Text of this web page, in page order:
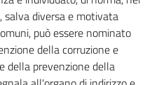
salva diversa e motivata
può essere nominato
della corruzione e
della prevenzione della